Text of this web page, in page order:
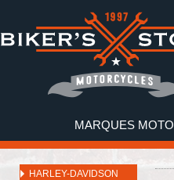
MARQUES MOTO
HARLEY-DAVIDSON